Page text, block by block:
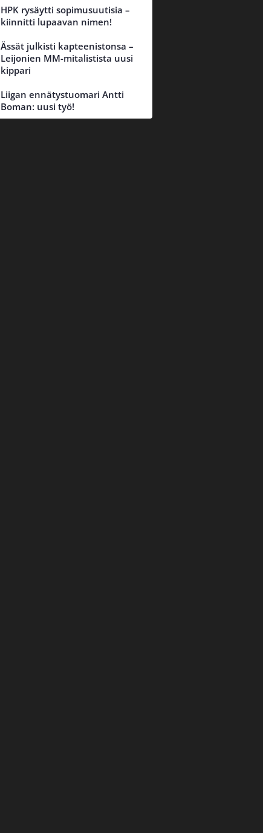
HPK rysäytti sopimusuutisia –
kiinnitti lupaavan nimen!
Ässät julkisti kapteenistonsa –
Leijonien MM-mitalistista uusi
kippari
Liigan ennätystuomari Antti
Boman: uusi työ!